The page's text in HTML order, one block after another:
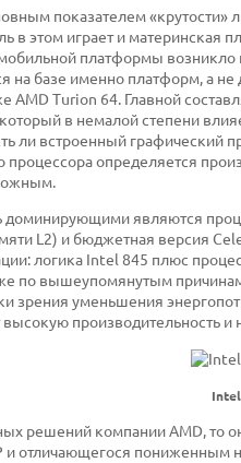
показателем «крутости»
в этом играет и материнская
платформы возникло
на базе именно платформ, а
AMD Turion 64. Главной
который в немалой степени
ли встроенный графический
процессора определяется
являются
L2) и бюджетная версия
логика Intel 845 плюс
по вышеупомянутым причинам
зрения уменьшения
производительность и
решений компании AMD, то
и отличающегося пониженным